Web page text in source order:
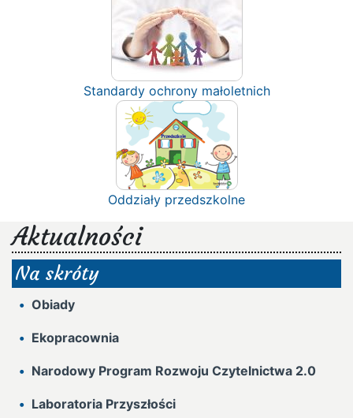
Standardy ochrony małoletnich
Oddziały przedszkolne
Aktualności
Na skróty
Obiady
Ekopracownia
Narodowy Program Rozwoju Czytelnictwa 2.0
Laboratoria Przyszłości